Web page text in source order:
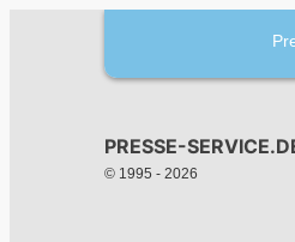
PRESSE-
© 1995 - 2026